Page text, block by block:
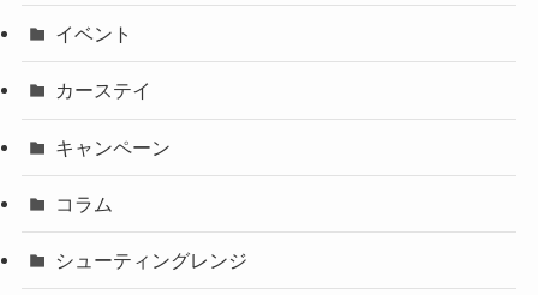
イベント
カーステイ
キャンペーン
コラム
シューティングレンジ